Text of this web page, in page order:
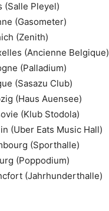
(Salle Pleyel)
(Gasometer)
(Zenith)
(Ancienne Belgique)
(Palladium)
(Sasazu Club)
(Haus Auensee)
(Klub Stodola)
(Uber Eats Music Hall)
(Sporthalle)
(Poppodium)
(Jahrhunderthalle)